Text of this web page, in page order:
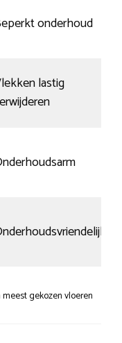
onderhoud
lastig
gekozen vloeren